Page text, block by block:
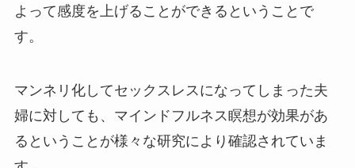
よって感度を上げることができるということで
す。
マンネリ化してセックスレスになってしまった夫
婦に対しても、マインドフルネス瞑想が効果があ
るということが様々な研究により確認されていま